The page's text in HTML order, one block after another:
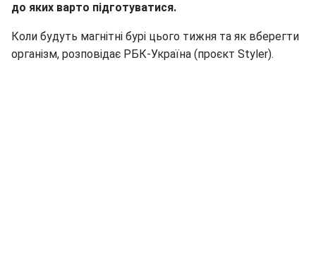
до яких варто підготуватися.
Коли будуть магнітні бурі цього тижня та як вберегти
організм, розповідає РБК-Україна (проєкт Styler).